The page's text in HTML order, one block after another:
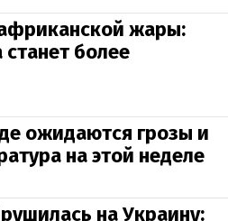
жары:
более
ожидаются грозы и
на этой неделе
на Украину: